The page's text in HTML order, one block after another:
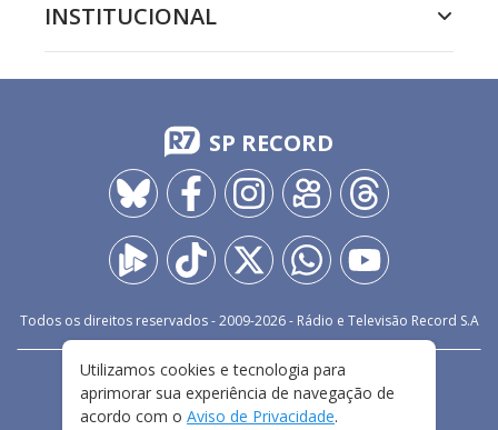
INSTITUCIONAL
SP RECORD
Todos os direitos reservados - 2009-2026- Rádio e Televisão Record S.A
FALE CONOSCO
PRIVACIDADE
TERMOS E CONDIÇÕES DE USO
Utilizamos cookies e tecnologia para
aprimorar sua experiência de navegação de
acordo com o Aviso de Privacidade.